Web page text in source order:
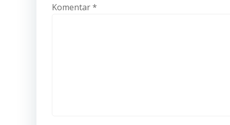
Komentar*